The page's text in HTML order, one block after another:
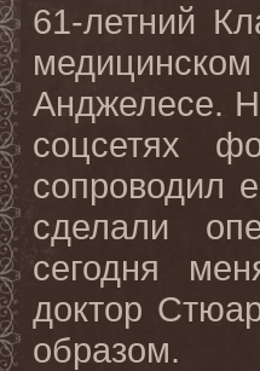
61-летний
Анджелесе.
соцсетях
сопроводил
сделали
сегодня
доктор
образом.